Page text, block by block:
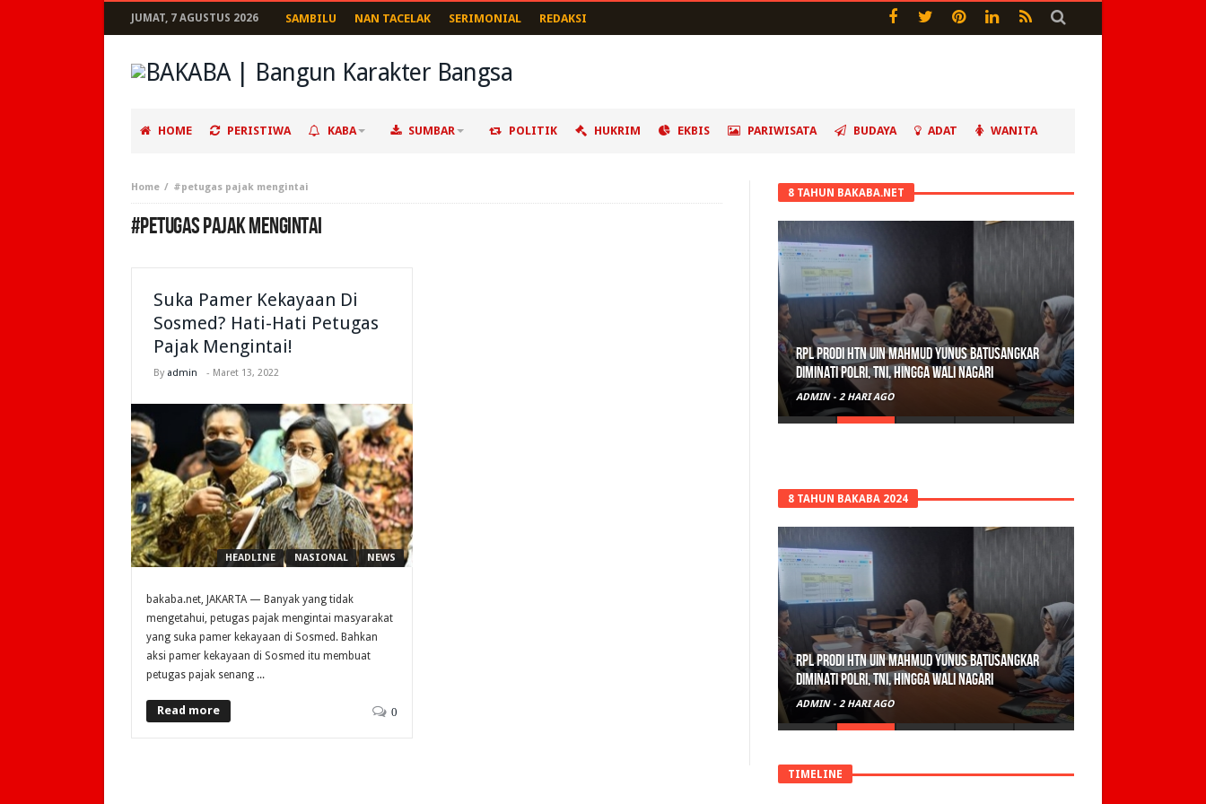
JUMAT, 7 AGUSTUS 2026 SAMBILU NAN TACELAK SERIMONIAL REDAKSI
HOME PERISTIWA KABA SUMBAR POLITIK HUKRIM EKBIS PARIWISATA BUDAYA ADAT WANITA
Home #petugas pajak mengintai
#PETUGAS PAJAK MENGINTAI
Suka Pamer Kekayaan Di
Sosmed? Hati-Hati Petugas
Pajak Mengintai!
By admin - Maret 13, 2022
HEADLINE NASIONAL NEWS
bakaba.net, JAKARTA — Banyak yang tidak
mengetahui, petugas pajak mengintai masyarakat
yang suka pamer kekayaan di Sosmed. Bahkan
aksi pamer kekayaan di Sosmed itu membuat
petugas pajak senang ...
Read more 0
8 TAHUN BAKABA.NET
RPL Prodi HTN UIN Mahmud Yunus Batusangkar
Diminati Polri, TNI, hingga Wali Nagari
ADMIN - 2 HARI AGO
8 TAHUN BAKABA 2024
RPL Prodi HTN UIN Mahmud Yunus Batusangkar
Diminati Polri, TNI, hingga Wali Nagari
ADMIN - 2 HARI AGO
TIMELINE